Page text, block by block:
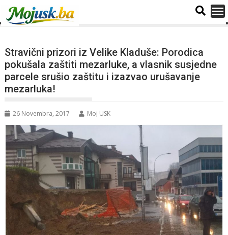
Stravični prizori iz Velike Kladuše: Porodica
pokušala zaštiti mezarluke, a vlasnik susjedne
parcele srušio zaštitu i izazvao urušavanje
mezarluka!
26 Novembra, 2017 Moj USK